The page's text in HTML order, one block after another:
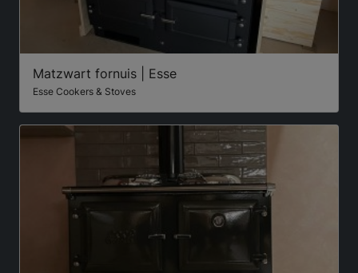
Matzwart fornuis | Esse
Esse Cookers & Stoves